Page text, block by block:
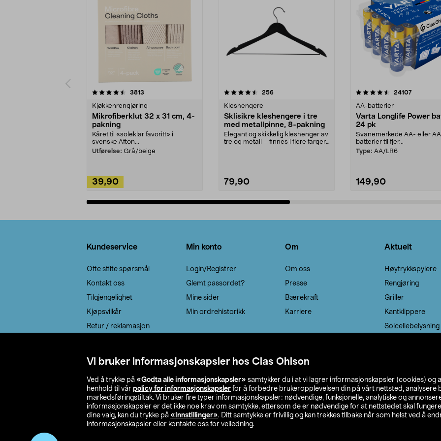
Vi bruker informasjonskapsler hos Clas Ohlson
Ved å trykke på «Godta alle informasjonskapsler» samtykker du i at vi lagrer informasjonskapsler (cookies) og
henhold til vår policy for informasjonskapsler for å forbedre brukeropplevelsen din på vårt nettsted, analysere
markedsføringstiltak. Vi bruker fire typer informasjonskapsler: nødvendige, funksjonelle, analytiske og
informasjonskapsler er det ikke noe krav om samtykke, ettersom de er nødvendige for at nettstedet skal
dine valg, kan du trykke på «Innstillinger». Ditt samtykke er frivillig og kan trekkes tilbake når som helst ved å
informasjonskapsler eller kontakte oss for veiledning.
3813
Kjøkkenrengjøring
Mikrofiberklut 32 x 31 cm, 4-
pakning
Kåret til «soleklar favoritt» i
svenske Afton...
Utførelse: Grå/beige
39,90
4.5av 5 stjerner 256anmeldelser
Kleshengere
Sklisikre kleshengere i tre
med metallpinne, 8-pakning
Elegant og skikkelig kleshenger av
tre og metall – finnes i flere farger.
79,90
4.5av 5 stjerner 24107
AA-batterier
Varta Longlife Power
24 pk
Svanemerkede AA- eller
batterier til fjer...
Type: AA/LR6
149,90
4.5av 5 stjerner
Kundeservice
Ofte stilte spørsmål
Kontakt oss
Tilgjengelighet
Kjøpsvilkår
Retur / reklamasjon
Min konto
Login/Registrer
Glemt passordet?
Mine sider
Min ordrehistorikk
Om
Om oss
Presse
Bærekraft
Karriere
Aktuelt
Høytrykkspylere
Rengjøring
Griller
Kantklippere
Solcellebelysning